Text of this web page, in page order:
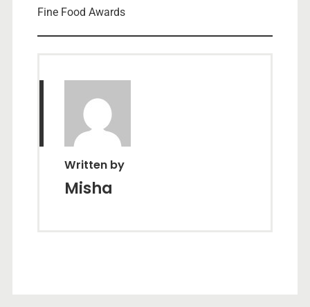
Fine Food Awards
Written by
Misha